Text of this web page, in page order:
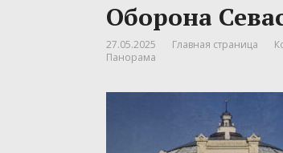
Оборона
27.05.2025 Главная страница
Панорама